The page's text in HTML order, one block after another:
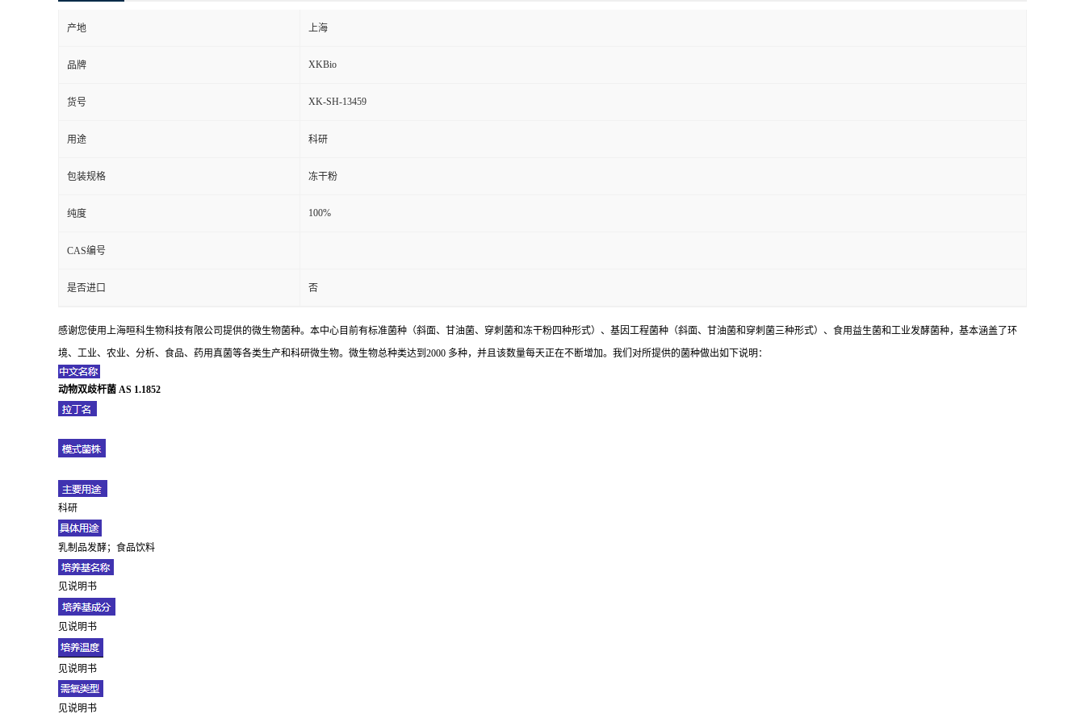
产地 上海
品牌 XKBio
货号 XK-SH-13459
用途 科研
包装规格 冻干粉
纯度 100%
CAS编号
是否进口 否
感谢您使用上海晅科生物科技有限公司提供的微生物菌种。本中心目前有标准菌种（斜面、甘油菌、穿刺菌和冻干粉四种形式）、基因工程菌种（斜面、甘油菌和穿刺菌三种形式）、食用益生菌和工业发酵菌种，基本涵盖了环
境、工业、农业、分析、食品、药用真菌等各类生产和科研微生物。微生物总种类达到2000 多种，并且该数量每天正在不断增加。我们对所提供的菌种做出如下说明：
动物双歧杆菌 AS 1.1852
科研
乳制品发酵；食品饮料
见说明书
见说明书
见说明书
见说明书